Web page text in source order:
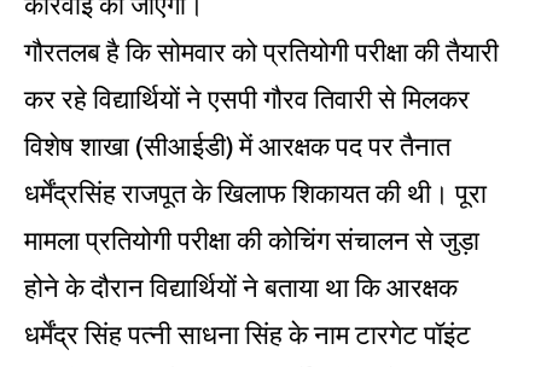
गौरतलब है कि सोमवार को प्रतियोगी परीक्षा की तैयारी
कर रहे विद्यार्थियों ने एसपी गौरव तिवारी से मिलकर
विशेष शाखा (सीआईडी) में आरक्षक पद पर तैनात
धर्मेंद्रसिंह राजपूत के खिलाफ शिकायत की थी। पूरा
मामला प्रतियोगी परीक्षा की कोचिंग संचालन से जुड़ा
होने के दौरान विद्यार्थियों ने बताया था कि आरक्षक
धर्मेंद्र सिंह पत्नी साधना सिंह के नाम टारगेट पॉइंट